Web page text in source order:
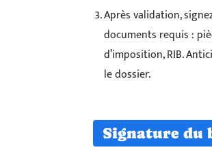
Après validation,
documents requis :
d’imposition, RIB.
le dossier.
Signature du